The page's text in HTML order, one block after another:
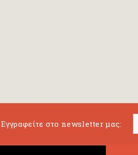
Εγγραφείτε στο newsletter μας: